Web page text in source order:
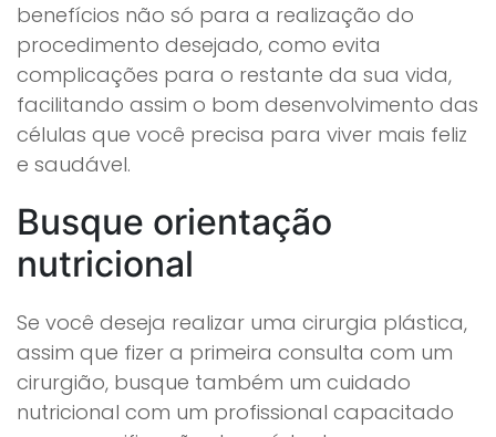
benefícios não só para a realização do
procedimento desejado, como evita
complicações para o restante da sua vida,
facilitando assim o bom desenvolvimento das
células que você precisa para viver mais feliz
e saudável.
Busque orientação
nutricional
Se você deseja realizar uma cirurgia plástica,
assim que fizer a primeira consulta com um
cirurgião, busque também um cuidado
nutricional com um profissional capacitado